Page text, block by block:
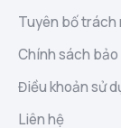
Tuyên bố trách
Chính sách
Điều khoản sử
Liên hệ